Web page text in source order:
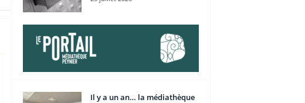
Il y a un an… la médiathèque